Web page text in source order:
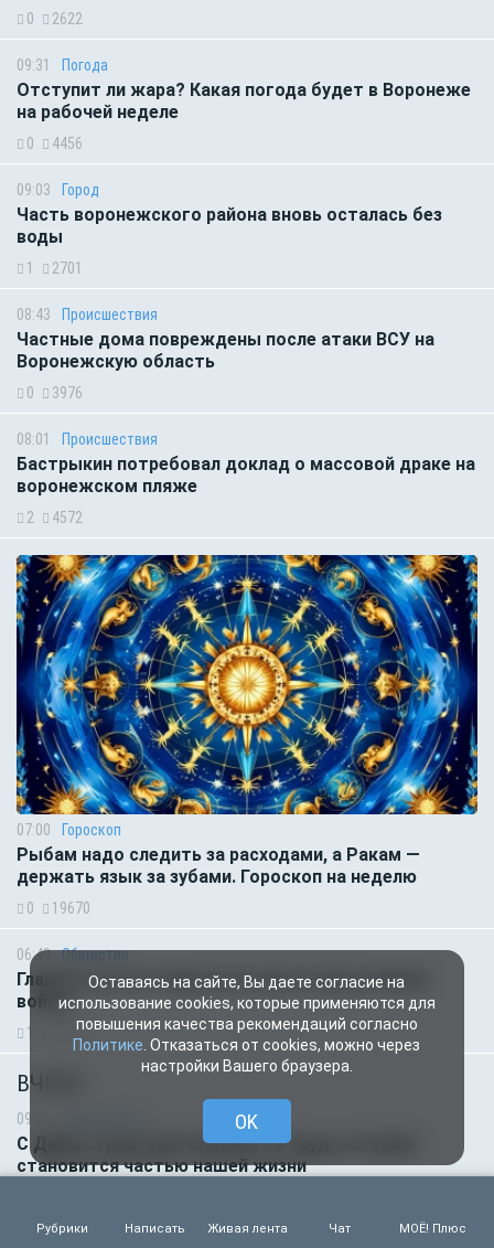
0 2622
09:31 Погода
Отступит ли жара? Какая погода будет в Воронеже
на рабочей неделе
0 4456
09:03 Город
Часть воронежского района вновь осталась без
воды
1 2701
08:43 Происшествия
Частные дома повреждены после атаки ВСУ на
Воронежскую область
0 3976
08:01 Происшествия
Бастрыкин потребовал доклад о массовой драке на
воронежском пляже
2 4572
07:00 Гороскоп
Рыбам надо следить за расходами, а Ракам —
держать язык за зубами. Гороскоп на неделю
0 19670
06:49 Общество
Главное за ночь. Европа на пороге масштабной
войны
1 6877
ВЧЕРА
09:00
С Днём строителя! Спасибо за труд, который
становится частью нашей жизни
Рубрики Написать Живая лента Чат МОЁ! Плюс
Оставаясь на сайте, Вы даете согласие на
использование cookies, которые применяются для
повышения качества рекомендаций согласно
Политике . Отказаться от cookies, можно через
настройки Вашего браузера.
OK